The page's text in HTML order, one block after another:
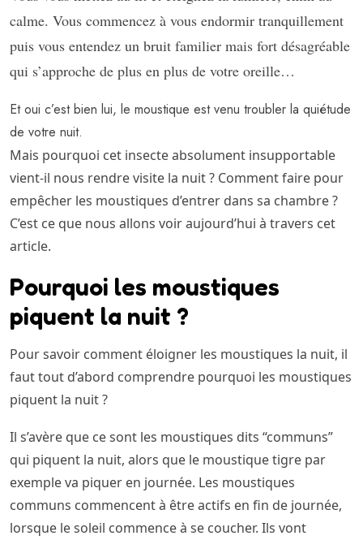
calme. Vous commencez à vous endormir tranquillement
puis vous entendez un bruit familier mais fort désagréable
qui s’approche de plus en plus de votre oreille…
Et oui c’est bien lui, le moustique est venu troubler la quiétude
de votre nuit.
Mais pourquoi cet insecte absolument insupportable
vient-il nous rendre visite la nuit ? Comment faire pour
empêcher les moustiques d’entrer dans sa chambre ?
C’est ce que nous allons voir aujourd’hui à travers cet
article.
Pourquoi les moustiques
piquent la nuit ?
Pour savoir comment éloigner les moustiques la nuit, il
faut tout d’abord comprendre pourquoi les moustiques
piquent la nuit ?
Il s’avère que ce sont les moustiques dits “communs”
qui piquent la nuit, alors que le moustique tigre par
exemple va piquer en journée. Les moustiques
communs commencent à être actifs en fin de journée,
lorsque le soleil commence à se coucher. Ils vont